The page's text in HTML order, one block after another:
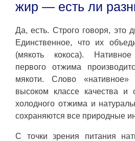
жир — есть ли
Да, есть. Строго говоря, это
Единственное, что их
(мякоть кокоса).
первого отжима
мякоти. Слово
высоком классе качества и
холодного отжима и
сохраняются все природные
C точки зрения питания